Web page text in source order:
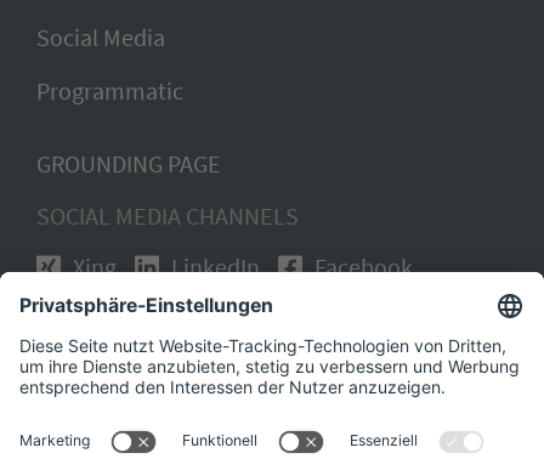
Social Media
Programmatic
GROUNDING PAGE
SOCIAL MEDIA CHANNELS
Xing
LinkedIn
Facebook
Instagram
KARRIERE BEI DER SUCHMEISTEREI